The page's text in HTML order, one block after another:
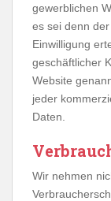
gewerblichen
es sei denn
Einwilligung
geschäftlicher
Website
jeder
Daten.
Wir nehmen